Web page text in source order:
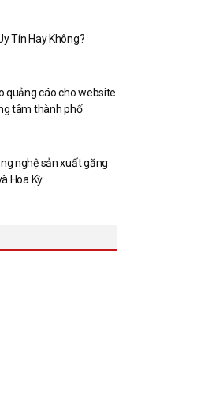
Tín Hay Không?
quảng cáo cho website
tâm thành phố
nghệ sản xuất găng
Hoa Kỳ